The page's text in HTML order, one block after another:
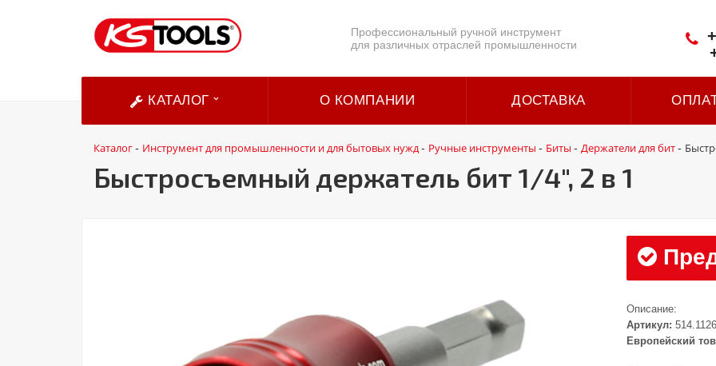
Профессиональный ручной инструмент
для различных отраслей промышленности
КАТАЛОГ О КОМПАНИИ ДОСТАВКА
Каталог- Инструмент для промышленности и для бытовых нужд- Ручные инструменты - Биты - Держатели для бит-
Быстросъемный держатель бит 1/4", 2 в 1
Описание:
Артикул:
Европейский